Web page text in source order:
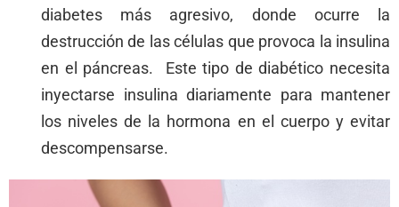
diabetes más agresivo, donde ocurre la
destrucción de las células que provoca la insulina
en el páncreas. Este tipo de diabético necesita
inyectarse insulina diariamente para mantener
los niveles de la hormona en el cuerpo y evitar
descompensarse.